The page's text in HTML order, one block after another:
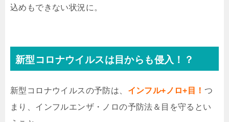
込めもできない状況に。
新型コロナウイルスは目からも侵入！？
新型コロナウイルスの予防は、 インフル+ノロ+目！ つ
まり、インフルエンザ・ノロの予防法＆目を守るとい